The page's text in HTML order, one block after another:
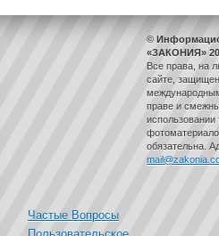
©
«ЗАКОНИЯ»
Все права, на
сайте,
праве и
обязательна.
Частые Вопросы